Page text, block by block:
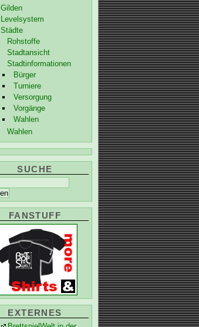
Gilden
Levelsystem
Städte
Rohstoffe
Stadtansicht
Stadtinformationen
Bürger
Turniere
Versorgung
Vorgänge
Wahlen
Wahlen
SUCHE
FANSTUFF
EXTERNES